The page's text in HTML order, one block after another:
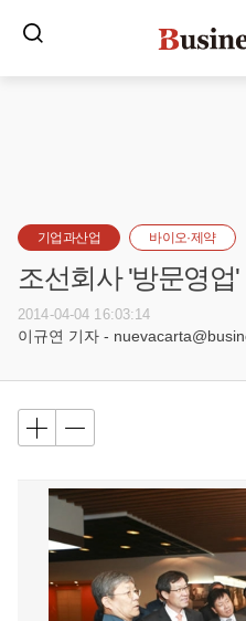
기업과산업 바이오·제약
조선회사 '방문영업
2014-04-04 16:03:14
이규연 기자 -